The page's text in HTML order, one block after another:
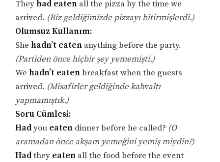
Theyhad eaten all the pizza by the time we
arrived. (Biz geldiğimizde pizzayı bitirmişlerdi.)
Olumsuz Kullanım:
Shehadn’t eaten anything before the party.
(Partiden önce hiçbir şey yememişti.)
Wehadn’t eatenbreakfast when the guests
arrived. (Misafirler geldiğinde kahvaltı
yapmamıştık.)
Soru Cümlesi:
Hadyou eaten dinner before he called? (O
aramadan önce akşam yemeğini yemiş miydin?)
Hadthey eaten all the food before the event